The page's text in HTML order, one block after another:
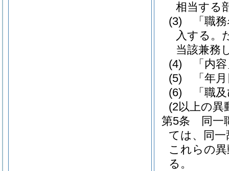
相当する
(3)
「職
入する。
当該兼務
(4)
「内
(5)
「年
(6)
「職
(2以上の異
第5条
同一
ては、同
これらの
る。